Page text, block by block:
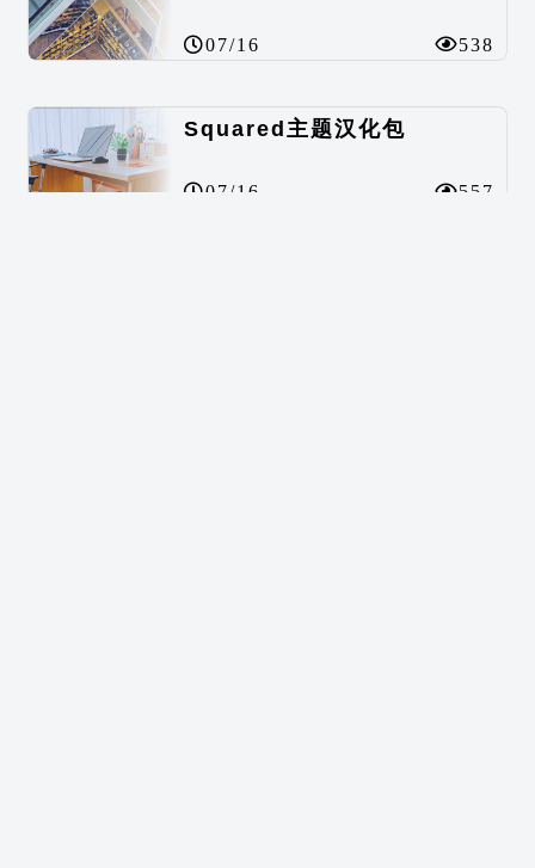
07/16 538
Squared主题汉化包
07/16 557